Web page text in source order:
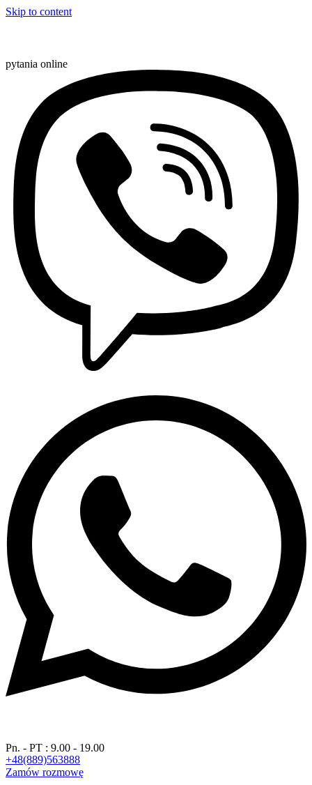
Skip to content
pytania online
Pn. - PT : 9.00 - 19.00
+48(889)563888
Zamów rozmowę